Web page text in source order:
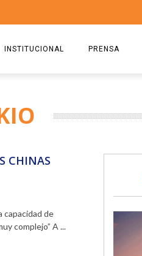
INSTITUCIONAL
ESTATUTO
PRENSA
2025
CHINAS
capacidad de
complejo” A ...